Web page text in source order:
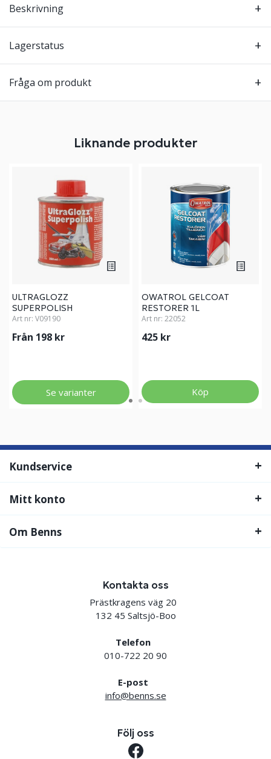
Beskrivning
Lagerstatus
Fråga om produkt
Liknande produkter
ULTRAGLOZZ
SUPERPOLISH
Art nr: V09190
Från 198 kr
Se varianter
OWATROL GELCOAT
RESTORER 1L
Art nr: 22052
425 kr
Köp
Kundservice
Mitt konto
Om Benns
Kontakta oss
Prästkragens väg 20
132 45 Saltsjö-Boo
Telefon
010-722 20 90
E-post
info@benns.se
Följ oss